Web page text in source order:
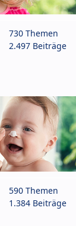
730 Themen
2.497 Beiträge
590 Themen
1.384 Beiträge